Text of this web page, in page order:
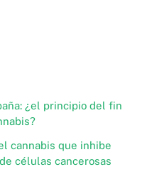
¿el principio del fin
cannabis que inhibe
células cancerosas